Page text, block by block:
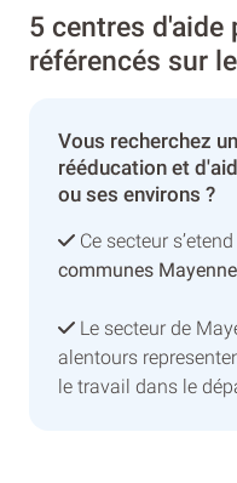
5 centres d'aide
référencés sur
Vous recherchez
rééducation et
ou ses environs ?
Ce secteur
communes
Le secteur de
alentours
le travail dans le